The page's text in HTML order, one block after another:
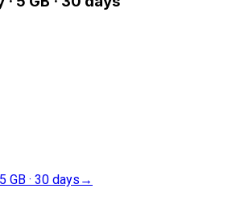
GB · 30 days →